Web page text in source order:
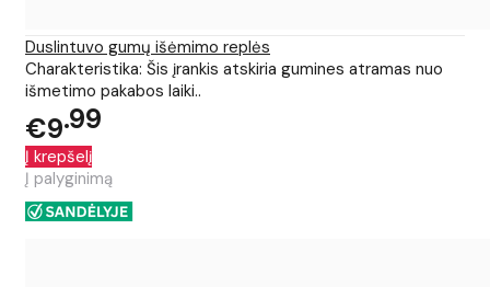
Duslintuvo gumų išėmimo replės
Charakteristika: Šis įrankis atskiria gumines atramas nuo
išmetimo pakabos laiki..
€9 99
Į krepšelį
Į palyginimą